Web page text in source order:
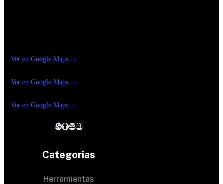
Ver en Google Maps →
Ver en Google Maps →
Ver en Google Maps →
Categorias
Herramientas